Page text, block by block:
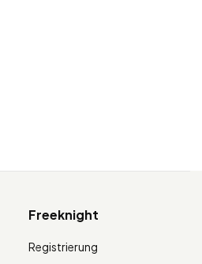
Freeknight
Registrierung